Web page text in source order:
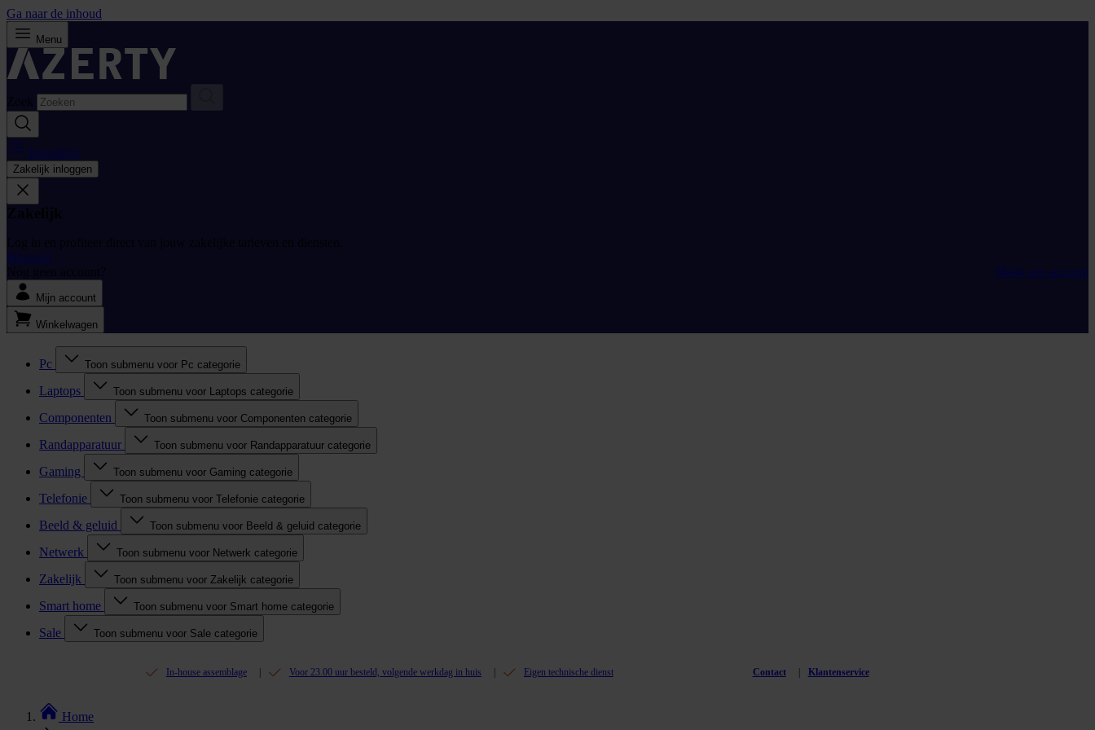
Ga naar de inhoud
Menu
Zoek
Bestellijst
Zakelijk inloggen
Zakelijk
Log in en profiteer direct van jouw zakelijke tarieven en diensten.
Inloggen
Nog geen account?
Maak een account
Mijn account
Winkelwagen
Pc Toon submenu voor Pc categorie
Laptops Toon submenu voor Laptops categorie
Componenten Toon submenu voor Componenten categorie
Randapparatuur Toon submenu voor Randapparatuur categorie
Gaming Toon submenu voor Gaming categorie
Telefonie Toon submenu voor Telefonie categorie
Beeld & geluid Toon submenu voor Beeld & geluid categorie
Netwerk Toon submenu voor Netwerk categorie
Zakelijk Toon submenu voor Zakelijk categorie
Smart home Toon submenu voor Smart home categorie
Sale Toon submenu voor Sale categorie
In-house assemblage Voor 23.00 uur besteld, volgende werkdag in huis Eigen technische dienst Contact Klantenservice
Home